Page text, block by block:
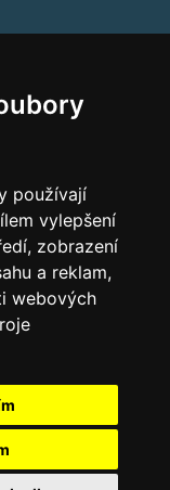
používají
vylepšení
zobrazení
a reklam,
webových